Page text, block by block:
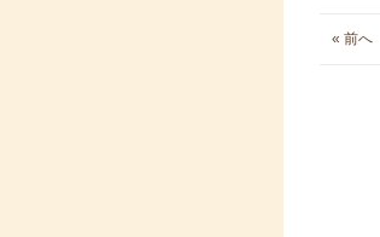
« 前へ